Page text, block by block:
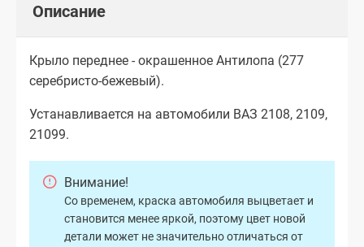
Описание
Крыло переднее - окрашенное Антилопа (277
серебристо-бежевый).
Устанавливается на автомобили ВАЗ 2108, 2109,
21099.
Внимание!
Со временем, краска автомобиля выцветает и
становится менее яркой, поэтому цвет новой
детали может не значительно отличаться от